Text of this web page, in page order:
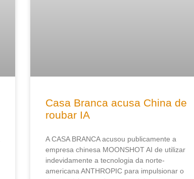
Casa Branca acusa China de
roubar IA
A CASA BRANCA acusou publicamente a
empresa chinesa MOONSHOT AI de utilizar
indevidamente a tecnologia da norte-
americana ANTHROPIC para impulsionar o